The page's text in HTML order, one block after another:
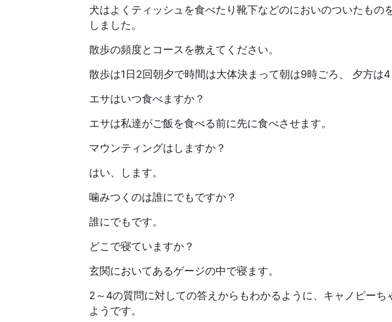
犬はよくティッシュを食べたり靴下などのにおいのついたも
しました。
散歩の頻度とコースを教えてください。
散歩は1日2回朝夕で時間は大体決まって朝は9時ごろ、 夕方は
エサはいつ食べますか？
エサは私達がご飯を食べる前に先に食べさせます。
マウンティングはしますか？
はい、します。
噛みつくのは誰にでもですか？
誰にでもです。
どこで寝ていますか？
玄関においてあるゲージの中で寝ます。
2～4の質問に対しての答えからもわかるように、キャノピー
ようです。